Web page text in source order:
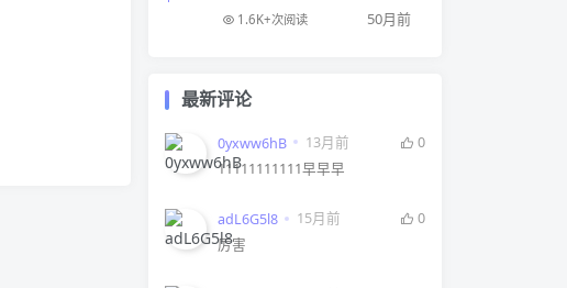
整合上百家内容平台
1.6K+次阅读 50月前
最新评论
0yxww6hB 13月前
0
11111111111早早早
adL6G5l8 15月前
0
厉害